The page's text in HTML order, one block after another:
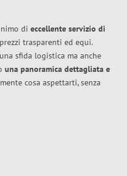
di eccellente servizio di
trasparenti ed equi.
sfida logistica ma anche
una panoramica dettagliata e
cosa aspettarti, senza